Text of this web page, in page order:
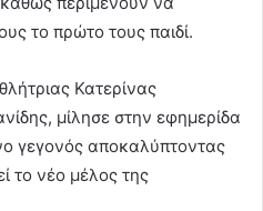
το πρώτο τους παιδί.
Κατερίνας
μίλησε στην εφημερίδα
γεγονός αποκαλύπτοντας
το νέο μέλος της